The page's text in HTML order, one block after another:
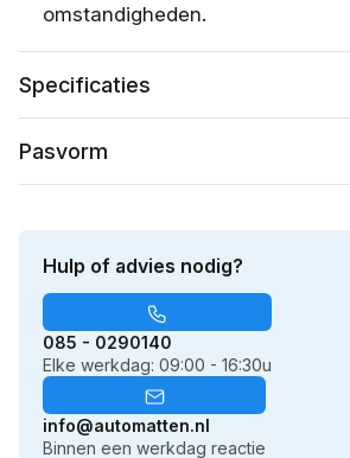
omstandigheden.
Specificaties
Pasvorm
Hulp of advies nodig?
085 - 0290140
Elke werkdag: 09:00 - 16:30u
info@automatten.nl
Binnen een werkdag reactie